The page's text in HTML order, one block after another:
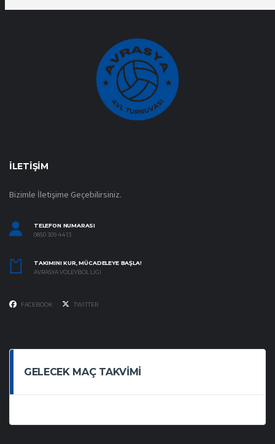
İLETIŞIM
Bizimle İletişime Geçebilirsiniz.
TELEFON NUMARASI
0850 309 44 13
TAKIMINI KUR, MÜCADELEYE BAŞLA!
AVRASYA VOLEYBOL LIGI
FACEBOOK TWITTER
GELECEK MAÇ TAKVIMI